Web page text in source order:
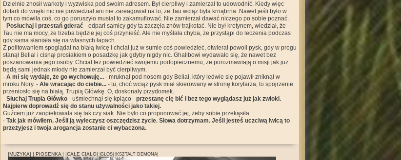
Dzielnie znosił warkoty i wyzwiska pod swoim adresem. Był cierpliwy i zamierzał to udowodnić. Kiedy więc
dotarli do wnęki nic nie powiedział ani nie zareagował na to, że Tau wciąż była krnąbrna. Nawet jeśli było w
tym co mówiła coś, co go poruszyło musiał to zakamuflować. Nie zamierzał dawać niczego po sobie poznać.
- Posłuchaj i przestań gderać - odparł samicy gdy ta zaczęła znów trajkotać. Nie był kretynem, wiedział, że
Tau nie ma mocy, że trzeba będzie jej coś przynieść. Ale nie myślała chyba, że przystąpi do leczenia podczas
gdy sama słaniała się na własnych łapach.
Z politowaniem spoglądał na białą lwicę i chciał już w sumie coś powiedzieć, otwierał powoli pysk, gdy w progu
stanął Belial i cisnął prosiakiem o posadzkę jak gdyby nigdy nic. Ghalibowi wydawało się, że nawet bez
poszanowania jego osoby. Chciał też powiedzieć swojemu podopiecznemu, że porozmawiają o misji jak już
będą sami jednak młody nie zamierzał być cierpliwym.
- A mi się wydaje, że go wychowuję... - mruknął pod nosem gdy Belial, który ledwie się pojawił zniknął w
mroku Nory. - Ale wracając do ciebie... - tu, choć wciąż pysk miał skierowany w stronę korytarza, to spojrzenie
przeniosło się na białą. Trupią Główkę. O, doskonały przydomek.
- Słuchaj Trupia Główko - uśmiechnął się kpiąco - przestanę cię bić i bez tego wyglądasz już jak zwłoki.
Najpierw doprowadź się do stanu używalności jako takiej.
Guźcem już zaopiekowała się tak czy siak. Nie było co proponować jej, żeby sobie przekąsiła.
- Tak jak mówiłem. Jeśli ją wyleczysz oszczędzisz życie. Słowa dotrzymam. Jeśli jesteś uczciwą lwicą to
przeżyjesz i twoja arogancja zostanie ci wybaczona.
|MUZYKA| | PIOSENKA | |CAŁE CIAŁO| |GŁOS| |KSZTAŁT DEMONA|